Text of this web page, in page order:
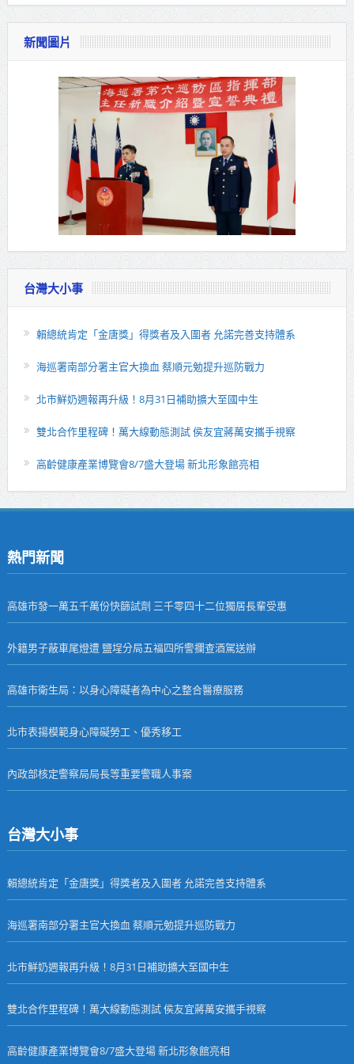
新聞圖片
台灣大小事
賴總統肯定「金唐獎」得獎者及入圍者 允諾完善支持體系
海巡署南部分署主官大換血 蔡順元勉提升巡防戰力
北市鮮奶週報再升級！8月31日補助擴大至國中生
雙北合作里程碑！萬大線動態測試 侯友宜蔣萬安攜手視察
高齡健康產業博覽會8/7盛大登場 新北形象館亮相
熱門新聞
高雄市發一萬五千萬份快篩試劑 三千零四十二位獨居長輩受惠
外籍男子蔽車尾燈遭 鹽埕分局五福四所警攔查酒駕送辦
高雄市衛生局：以身心障礙者為中心之整合醫療服務
北市表揚模範身心障礙勞工、優秀移工
內政部核定警察局局長等重要警職人事案
台灣大小事
賴總統肯定「金唐獎」得獎者及入圍者 允諾完善支持體系
海巡署南部分署主官大換血 蔡順元勉提升巡防戰力
北市鮮奶週報再升級！8月31日補助擴大至國中生
雙北合作里程碑！萬大線動態測試 侯友宜蔣萬安攜手視察
高齡健康產業博覽會8/7盛大登場 新北形象館亮相